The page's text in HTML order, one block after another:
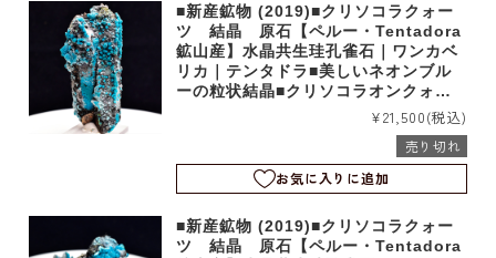
■新産鉱物 (2019)■クリソコラクォー
ツ 結晶 原石【ペルー・Tentadora
鉱山産】水晶共生珪孔雀石｜ワンカベ
リカ｜テンタドラ■美しいネオンブル
ーの粒状結晶■クリソコラオンクォー
¥21,500(税込)
売り切れ
お気に入りに追加
■新産鉱物 (2019)■クリソコラクォー
ツ 結晶 原石【ペルー・Tentadora